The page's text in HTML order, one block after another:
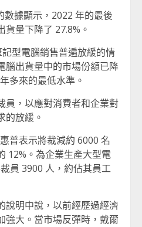
據顯示，2022 年的最後
量下降了 27.8%。
型電腦銷售普遍放緩的情
腦出貨量中的市場份額已降
多來的最低水準。
員，以應對消費者和企業對
的放緩。
普表示將裁減約 6000 名
12%。為企業生產大型電
員 3900 人，約佔其員工
說明中說，以前經歷過經濟
強大。當市場反彈時，戴爾